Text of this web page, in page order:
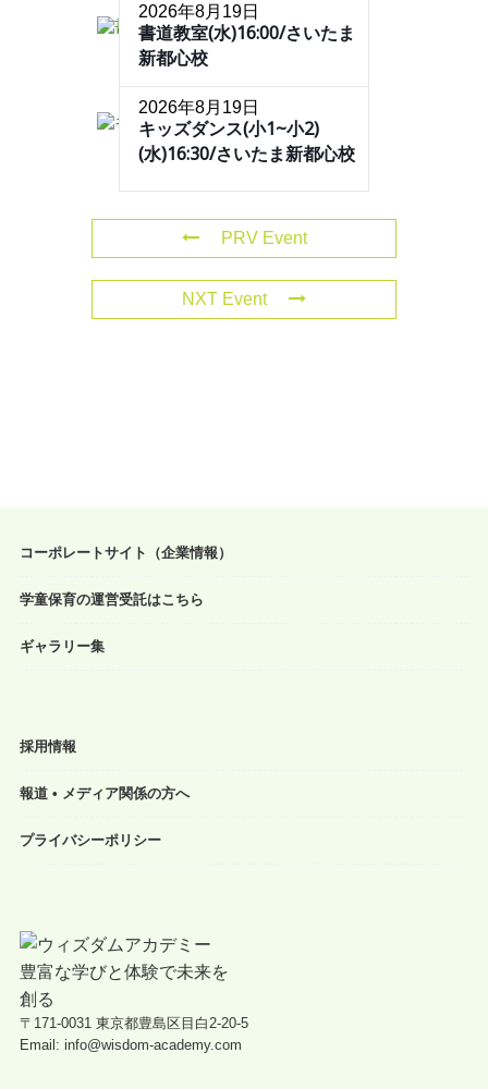
2026年8月19日
書道教室(水)16:00/さいたま
新都心校
2026年8月19日
キッズダンス(小1~小2)
(水)16:30/さいたま新都心校
PRV Event
NXT Event
コーポレートサイト（企業情報）
学童保育の運営受託はこちら
ギャラリー集
採用情報
報道 • メディア関係の方へ
プライバシーポリシー
〒171-0031 東京都豊島区目白2-20-5
Email: info@wisdom-academy.com